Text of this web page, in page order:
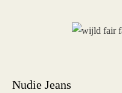
Nudie Jeans